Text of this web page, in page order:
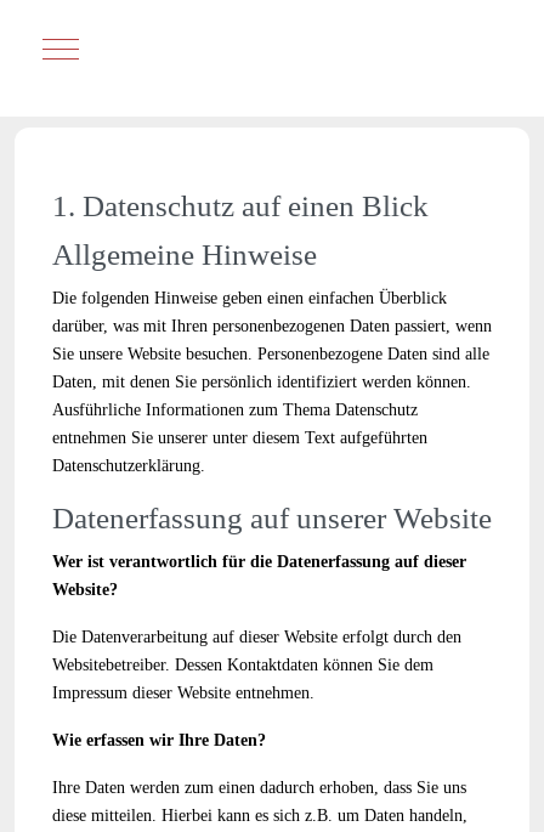
Mobile Menu Toggle
1. Datenschutz auf einen Blick
Allgemeine Hinweise
Die folgenden Hinweise geben einen einfachen Überblick
darüber, was mit Ihren personenbezogenen Daten passiert, wenn
Sie unsere Website besuchen. Personenbezogene Daten sind alle
Daten, mit denen Sie persönlich identifiziert werden können.
Ausführliche Informationen zum Thema Datenschutz
entnehmen Sie unserer unter diesem Text aufgeführten
Datenschutzerklärung.
Datenerfassung auf unserer Website
Wer ist verantwortlich für die Datenerfassung auf dieser
Website?
Die Datenverarbeitung auf dieser Website erfolgt durch den
Websitebetreiber. Dessen Kontaktdaten können Sie dem
Impressum dieser Website entnehmen.
Wie erfassen wir Ihre Daten?
Ihre Daten werden zum einen dadurch erhoben, dass Sie uns
diese mitteilen. Hierbei kann es sich z.B. um Daten handeln,